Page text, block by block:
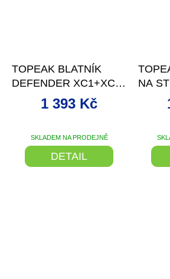
TOPEAK BLATNÍK
DEFENDER XC1+XC11
SET 29ER
SKLADEM NA PRODEJNĚ
1 393 Kč
DETAIL
NA
BIKE